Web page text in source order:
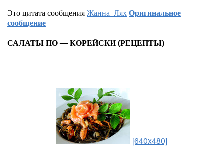
Это цитата сообщенияЖанна_ЛяхОригинальное
сообщение
САЛАТЫ ПО — КОРЕЙСКИ (РЕЦЕПТЫ)
[640x480]